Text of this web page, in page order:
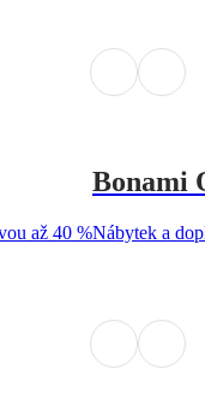
až 40 %
Bonami
Nábytek a